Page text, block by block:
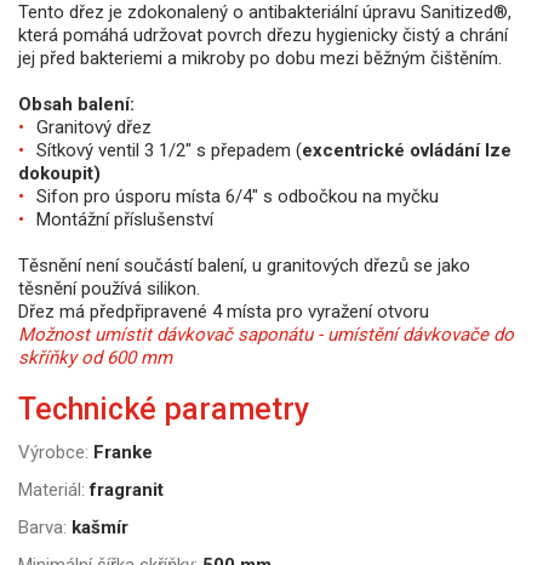
Tento dřez je zdokonalený o antibakteriální úpravu Sanitized®,
která pomáhá udržovat povrch dřezu hygienicky čistý a chrání
jej před bakteriemi a mikroby po dobu mezi běžným čištěním.
Obsah balení:
Granitový dřez
Sítkový ventil 3 1/2" s přepadem (excentrické ovládání lze
dokoupit)
Sifon pro úsporu místa 6/4" s odbočkou na myčku
Montážní příslušenství
Těsnění není součástí balení, u granitových dřezů se jako
těsnění používá silikon.
Dřez má předpřipravené 4 místa pro vyražení otvoru
Možnost umístit dávkovač saponátu - umístění dávkovače do
skříňky od 600 mm
Technické parametry
Výrobce: Franke
Materiál: fragranit
Barva: kašmír